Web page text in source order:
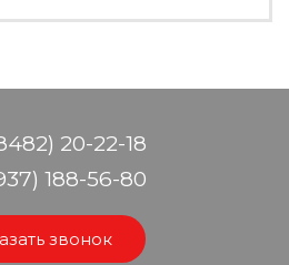
20-22-18
188-56-80
звонок